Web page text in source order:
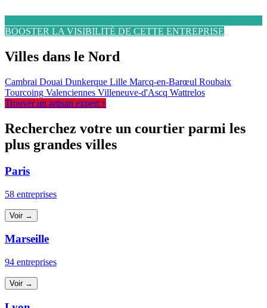
BOOSTER LA VISIBILITÉ DE CETTE ENTREPRISE
Villes dans le Nord
Cambrai Douai Dunkerque Lille Marcq-en-Barœul Roubaix
Tourcoing Valenciennes Villeneuve-d'Ascq Wattrelos
Trouver un artisan expert ↑
Recherchez votre un courtier parmi les
plus grandes villes
Paris
58 entreprises
Voir →
Marseille
94 entreprises
Voir →